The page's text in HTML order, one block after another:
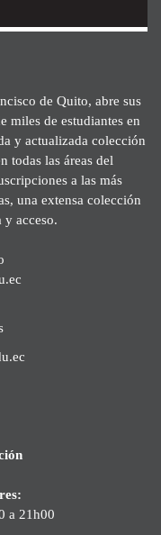
de Quito, abre sus
miles de estudiantes en
y actualizada colección
todas las áreas del
a las más
una extensa colección
y acceso.
a 21h00